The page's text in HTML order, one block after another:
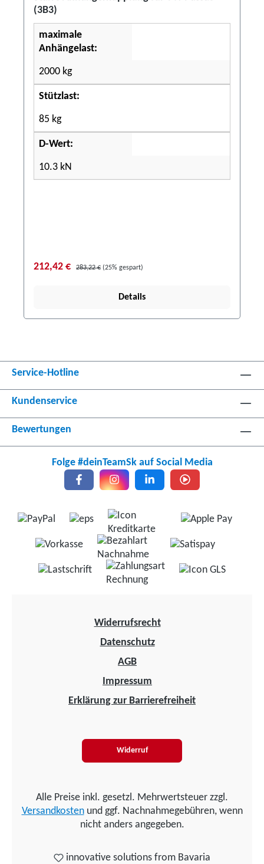
(3B3)
maximale
Anhängelast:
2000 kg
Stützlast:
85 kg
D-Wert:
10.3 kN
212,42 € 283,22 € (25% gespart)
Details
Service-Hotline
Kundenservice
Bewertungen
Folge #deinTeamSk auf Social Media
Widerrufsrecht
Datenschutz
AGB
Impressum
Erklärung zur Barrierefreiheit
Widerruf
Alle Preise inkl. gesetzl. Mehrwertsteuer zzgl.
Versandkostenund ggf. Nachnahmegebühren, wenn
nicht anders angegeben.
innovative solutions from Bavaria